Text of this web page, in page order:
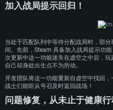
操作系统：Windows 10 / 11 (64位)
处理器：英特尔 Core i5 或 Ryzen 5
图形处理器：DirectX 11 及以上级别的
AMD Radeon RX 570 同等级及更高
网络：宽带网络连接
硬盘空间: 75.9 GB (完整客户端)
操作系统：Mac OS Big Sur 11.0 或更新
处理器：Core i7 (不支持Intel Xeon系列)
图形处理器：Radeon Vega II或更高，
网络：宽带网络连接
内存大小: 16 GB
图形处理器：NVIDIA GTX 1060 与最
同等水平的 AMD 显卡 (如 Radeon RX
内的版本)。
网络：宽带网络连接
硬盘空间：62.2 GB (完整客户端)
加入战局提示回归！
当处于匹配队列中等待分配战局时，部
间。先前，Steam 具备加入战局提示功
次更新中这一功能迷失在虚空之中后，
自己却身处出生点不为所动。
开发团队将这一功能重新自虚空中找回
战士们能听从号召及时返回战场！
问题修复，从未止于健康行